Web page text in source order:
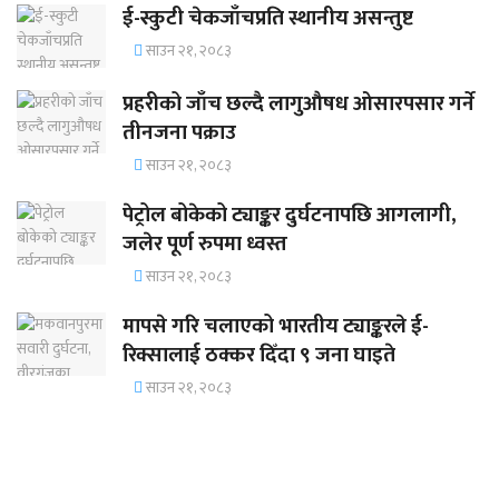
ई-स्कुटी चेकजाँचप्रति स्थानीय असन्तुष्ट
साउन २१, २०८३
प्रहरीको जाँच छल्दै लागुऔषध ओसारपसार गर्ने
तीनजना पक्राउ
साउन २१, २०८३
पेट्रोल बोकेको ट्याङ्कर दुर्घटनापछि आगलागी,
जलेर पूर्ण रुपमा ध्वस्त
साउन २१, २०८३
मापसे गरि चलाएको भारतीय ट्याङ्करले ई-
रिक्सालाई ठक्कर दिँदा ९ जना घाइते
साउन २१, २०८३